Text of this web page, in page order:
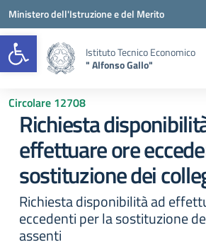
Open toolbar
Vai ai contenuti
Vai al menu di navigazione
Vai al footer
Ministero dell'Istruzione e del Merito
Istituto Tecnico Economico
" Alfonso Gallo"
Circolare 12708
Richiesta
effettuare ore
sostituzione dei
Richiesta disponibilità ad
eccedenti per la sostituzione
assenti